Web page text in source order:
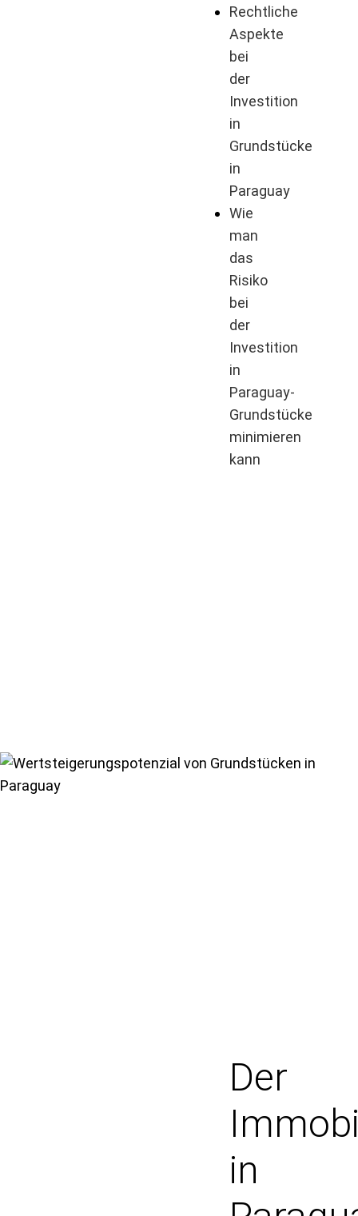
Rechtliche
Aspekte
bei
der
Investition
in
Grundstücke
in
Paraguay
Wie
man
das
Risiko
bei
der
Investition
in
Paraguay-
Grundstücke
minimieren
kann
Der
in